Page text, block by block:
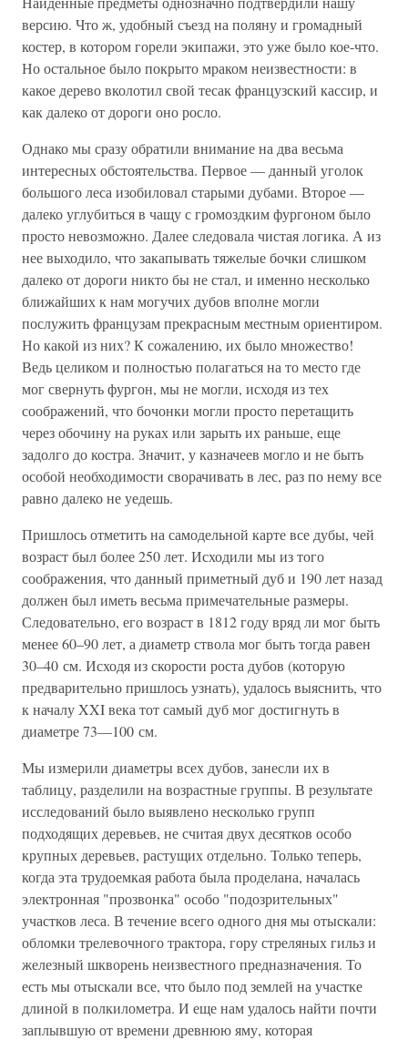
версию. Что ж, удобный съезд на поляну и громадный
костер, в котором горели экипажи, это уже было кое-что.
Но остальное было покрыто мраком неизвестности: в
какое дерево вколотил свой тесак французский кассир, и
как далеко от дороги оно росло.
Однако мы сразу обратили внимание на два весьма
интересных обстоятельства. Первое — данный уголок
большого леса изобиловал старыми дубами. Второе —
далеко углубиться в чащу с громоздким фургоном было
просто невозможно. Далее следовала чистая логика. А из
нее выходило, что закапывать тяжелые бочки слишком
далеко от дороги никто бы не стал, и именно несколько
ближайших к нам могучих дубов вполне могли
послужить французам прекрасным местным ориентиром.
Но какой из них? К сожалению, их было множество!
Ведь целиком и полностью полагаться на то место где
мог свернуть фургон, мы не могли, исходя из тех
соображений, что бочонки могли просто перетащить
через обочину на руках или зарыть их раньше, еще
задолго до костра. Значит, у казначеев могло и не быть
особой необходимости сворачивать в лес, раз по нему все
равно далеко не уедешь.
Пришлось отметить на самодельной карте все дубы, чей
возраст был более 250 лет. Исходили мы из того
соображения, что данный приметный дуб и 190 лет назад
должен был иметь весьма примечательные размеры.
Следовательно, его возраст в 1812 году вряд ли мог быть
менее 60–90 лет, а диаметр ствола мог быть тогда равен
30–40 см. Исходя из скорости роста дубов (которую
предварительно пришлось узнать), удалось выяснить, что
к началу XXI века тот самый дуб мог достигнуть в
диаметре 73—100 см.
Мы измерили диаметры всех дубов, занесли их в
таблицу, разделили на возрастные группы. В результате
исследований было выявлено несколько групп
подходящих деревьев, не считая двух десятков особо
крупных деревьев, растущих отдельно. Только теперь,
когда эта трудоемкая работа была проделана, началась
электронная "прозвонка" особо "подозрительных"
участков леса. В течение всего одного дня мы отыскали:
обломки трелевочного трактора, гору стреляных гильз и
железный шкворень неизвестного предназначения. То
есть мы отыскали все, что было под землей на участке
длиной в полкилометра. И еще нам удалось найти почти
заплывшую от времени древнюю яму, которая